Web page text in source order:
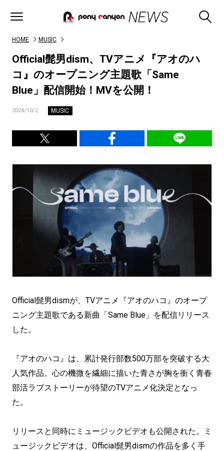
HOME MUSIC
Official髭男dism、TVアニメ『アオのハ
コ』のオープニング主題歌「Same
Blue」配信開始！MVを公開！
2024/10/2 MUSIC
Official髭男dismが、TVアニメ『アオのハコ』のオープ
ニング主題歌である新曲「Same Blue」を配信リリース
した。
『アオのハコ』は、累計発行部数500万部を突破する大
人気作品。心の機微を繊細に描いた青さが胸を衝く青春
部活ラブストーリーが待望のTVアニメ化決定となっ
た。
リリースと同時にミュージックビデオも公開された。ミ
ュージックビデオは、Official髭男dismの作品を多く手